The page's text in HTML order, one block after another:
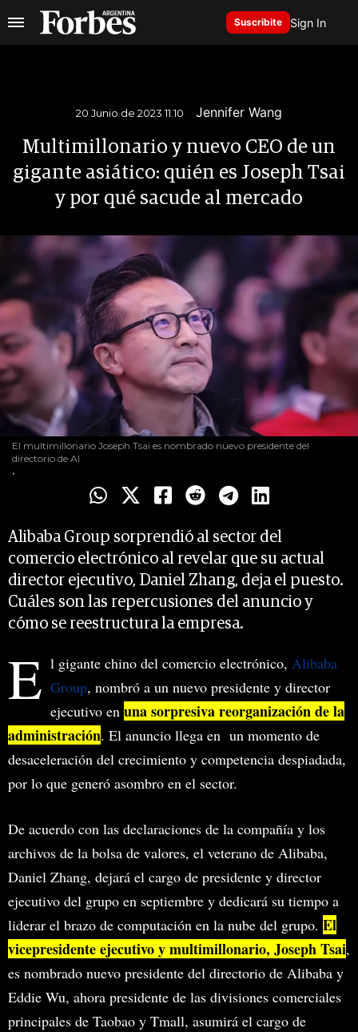
Suscribite Sign In
20 Junio de 2023 11.10 Jennifer Wang
Multimillonario y nuevo CEO de un
gigante asiático: quién es Joseph Tsai
y por qué sacude al mercado
El multimillonario Joseph Tsai es nombrado nuevo presidente del
directorio de Al
.
Alibaba Group sorprendió al sector del
comercio electrónico al revelar que su actual
director ejecutivo, Daniel Zhang, deja el puesto.
Cuáles son las repercusiones del anuncio y
cómo se reestructura la empresa.
E l gigante chino del comercio electrónico, Alibaba
Group, nombró a un nuevo presidente y director
ejecutivo en una sorpresiva reorganización de la
administración. El anuncio llega en un momento de
desaceleración del crecimiento y competencia despiadada,
por lo que generó asombro en el sector.
De acuerdo con las declaraciones de la compañía y los
archivos de la bolsa de valores, el veterano de Alibaba,
Daniel Zhang, dejará el cargo de presidente y director
ejecutivo del grupo en septiembre y dedicará su tiempo a
liderar el brazo de computación en la nube del grupo. El
vicepresidente ejecutivo y multimillonario, Joseph Tsai,
es nombrado nuevo presidente del directorio de Alibaba y
Eddie Wu, ahora presidente de las divisiones comerciales
principales de Taobao y Tmall, asumirá el cargo de